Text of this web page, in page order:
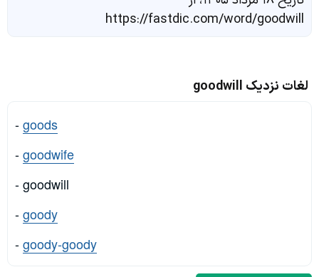
https://fastdic.com/word/goodwill
لغات نزدیک goodwill
-goods
-goodwife
- goodwill
-goody
-goody-goody